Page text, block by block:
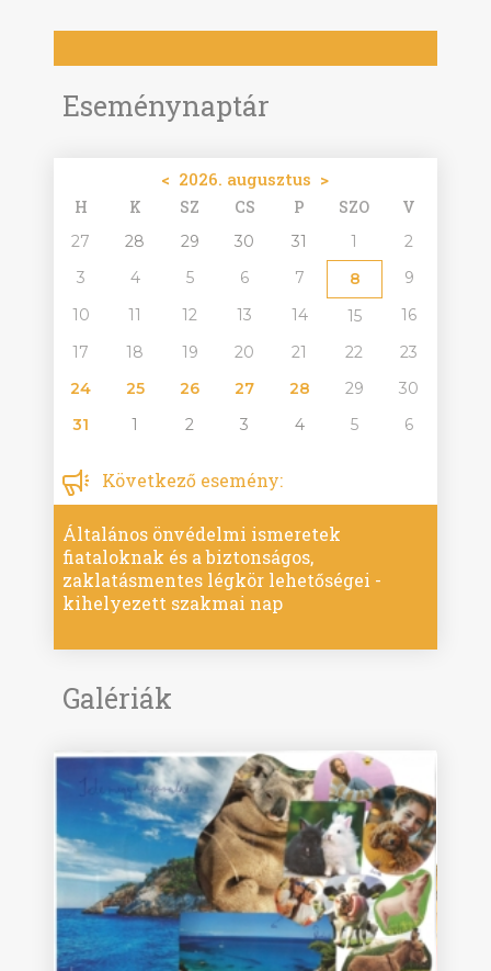
Eseménynaptár
< 2026. augusztus >
H K SZ CS P SZO V
27 28 29 30 31 1
2
3
4 5 6 7 8
9
10
11 12 13 14 15
16
17
18 19 20 21 22
23
24
25 26 27 28 29
30
31
1 2 3 4 5 6
Következő esemény:
Általános önvédelmi ismeretek
fiataloknak és a biztonságos,
zaklatásmentes légkör lehetőségei -
kihelyezett szakmai nap
Galériák